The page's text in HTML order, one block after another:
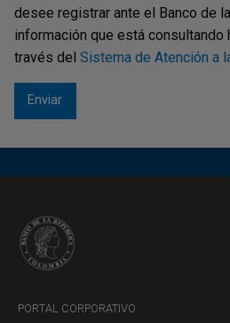
desee registrar ante el Banco de
información que está consultando
través del Sistema de Atención a
PORTAL CORPORATIVO